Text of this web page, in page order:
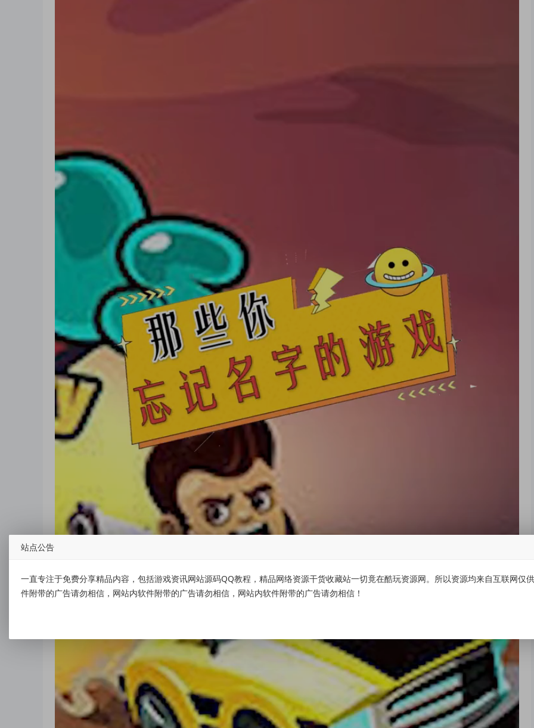
站点公告
一直专注于免费分享精品内容，包括游戏资讯网站源码QQ教程，精品网络资源干货收藏站一切竟在酷玩资源网。所以资源均来自互联网
件附带的广告请勿相信，网站内软件附带的广告请勿相信，网站内软件附带的广告请勿相信！